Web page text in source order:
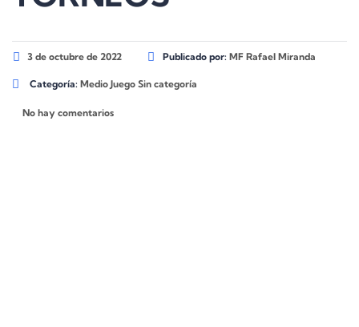
3 de octubre de 2022 Publicado por: MF Rafael Miranda
Categoría: Medio Juego Sin categoría
No hay comentarios